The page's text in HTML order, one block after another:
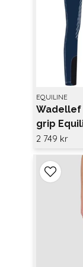
EQUILINE
grip
2 749 kr